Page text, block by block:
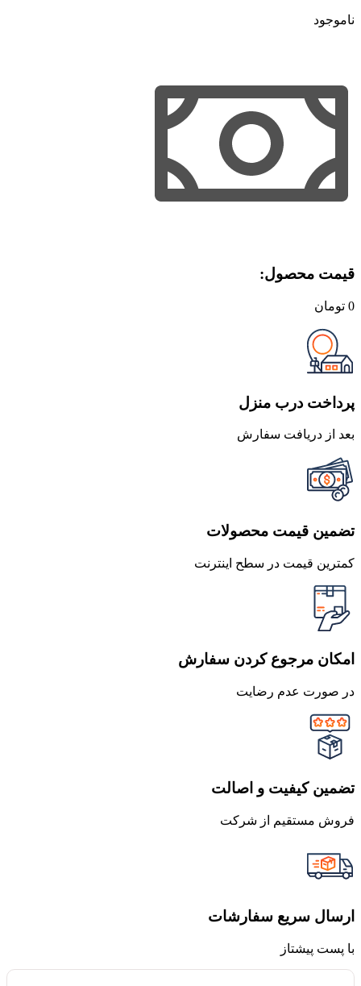
ناموجود
قیمت محصول:​
0 تومان
پرداخت درب منزل
بعد از دریافت سفارش
تضمین قیمت محصولات
کمترین قیمت در سطح اینترنت
امکان مرجوع کردن سفارش
در صورت عدم رضایت
تضمین کیفیت و اصالت
فروش مستقیم از شرکت
ارسال سریع سفارشات
با پست پیشتاز